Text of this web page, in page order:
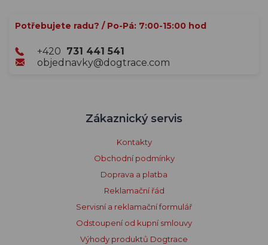
Potřebujete radu? / Po-Pá: 7:00-15:00 hod
+420 731 441 541
objednavky@dogtrace.com
Zákaznický servis
Kontakty
Obchodní podmínky
Doprava a platba
Reklamační řád
Servisní a reklamační formulář
Odstoupení od kupní smlouvy
Výhody produktů Dogtrace